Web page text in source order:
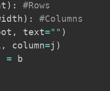
) :
#Rows
) :
#Columns
, text="" )
, column=j )
= b